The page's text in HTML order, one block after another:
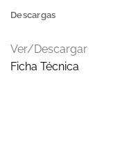
Descargas
Ver/Descargar
Ficha Técnica